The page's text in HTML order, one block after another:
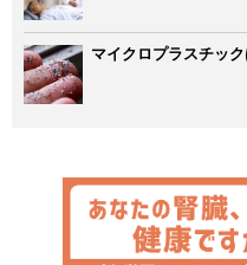
マイクロプラスチッ